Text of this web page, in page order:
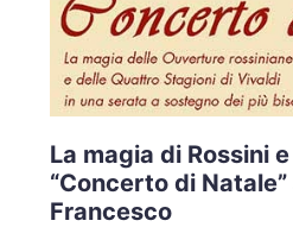
La magia di Rossini
“Concerto di
Francesco